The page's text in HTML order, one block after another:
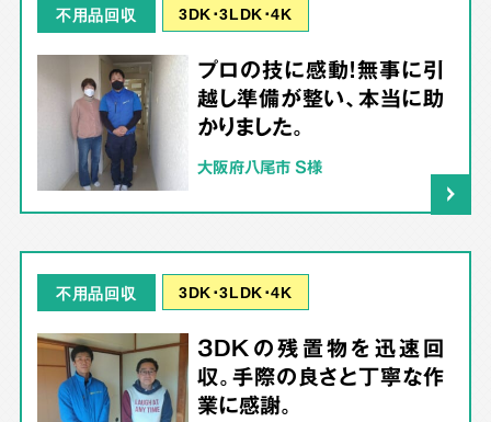
不用品回収 3DK･3LDK･4K
プロの技に感動！無事に引
越し準備が整い、本当に助
かりました。
大阪府八尾市 S様
不用品回収 3DK･3LDK･4K
3DKの残置物を迅速回
収。手際の良さと丁寧な作
業に感謝。